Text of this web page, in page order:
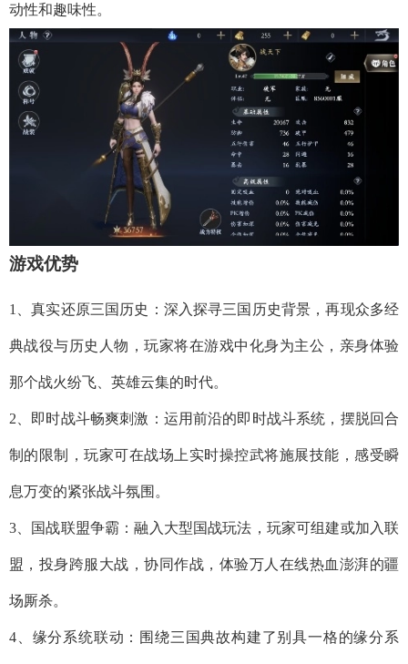
动性和趣味性。
游戏优势
1、真实还原三国历史：深入探寻三国历史背景，再现众多经
典战役与历史人物，玩家将在游戏中化身为主公，亲身体验
那个战火纷飞、英雄云集的时代。
2、即时战斗畅爽刺激：运用前沿的即时战斗系统，摆脱回合
制的限制，玩家可在战场上实时操控武将施展技能，感受瞬
息万变的紧张战斗氛围。
3、国战联盟争霸：融入大型国战玩法，玩家可组建或加入联
盟，投身跨服大战，协同作战，体验万人在线热血澎湃的疆
场厮杀。
4、缘分系统联动：围绕三国典故构建了别具一格的缘分系